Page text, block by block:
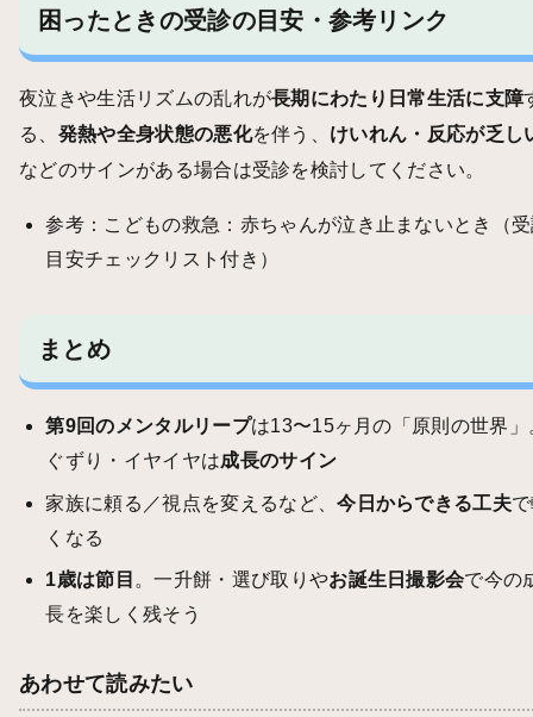
困ったときの受診の目安・参考リンク
夜泣きや生活リズムの乱れが長期にわたり日常生活に支障
る、 発熱や全身状態の悪化を伴う、 けいれん・反応が乏し
などのサインがある場合は受診を検討してください。
参考： こどもの救急：赤ちゃんが泣き止まないとき（
目安チェックリスト付き）
まとめ
第9回のメンタルリープは13〜15ヶ月の「原則の世界」
ぐずり・イヤイヤは成長のサイン
家族に頼る／視点を変えるなど、今日からできる工夫
くなる
1歳は節目 。一升餅・選び取りやお誕生日撮影会で今の
長を楽しく残そう
あわせて読みたい